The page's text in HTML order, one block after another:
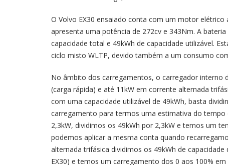
O Volvo EX30 ensaiado conta com um motor
apresenta uma potência de 272cv e 343Nm. A
capacidade total e 49kWh de capacidade utilizável.
ciclo misto WLTP, devido também a um consumo
No âmbito dos carregamentos, o carregador interno
(carga rápida) e até 11kW em corrente alternada
com uma capacidade utilizável de 49kWh, basta
carregamento para termos uma estimativa do
2,3kW, dividimos os 49kWh por 2,3kW e temos um
podemos aplicar a mesma conta quando
alternada trifásica dividimos os 49kWh de
EX30) e temos um carregamento dos 0 aos 100%